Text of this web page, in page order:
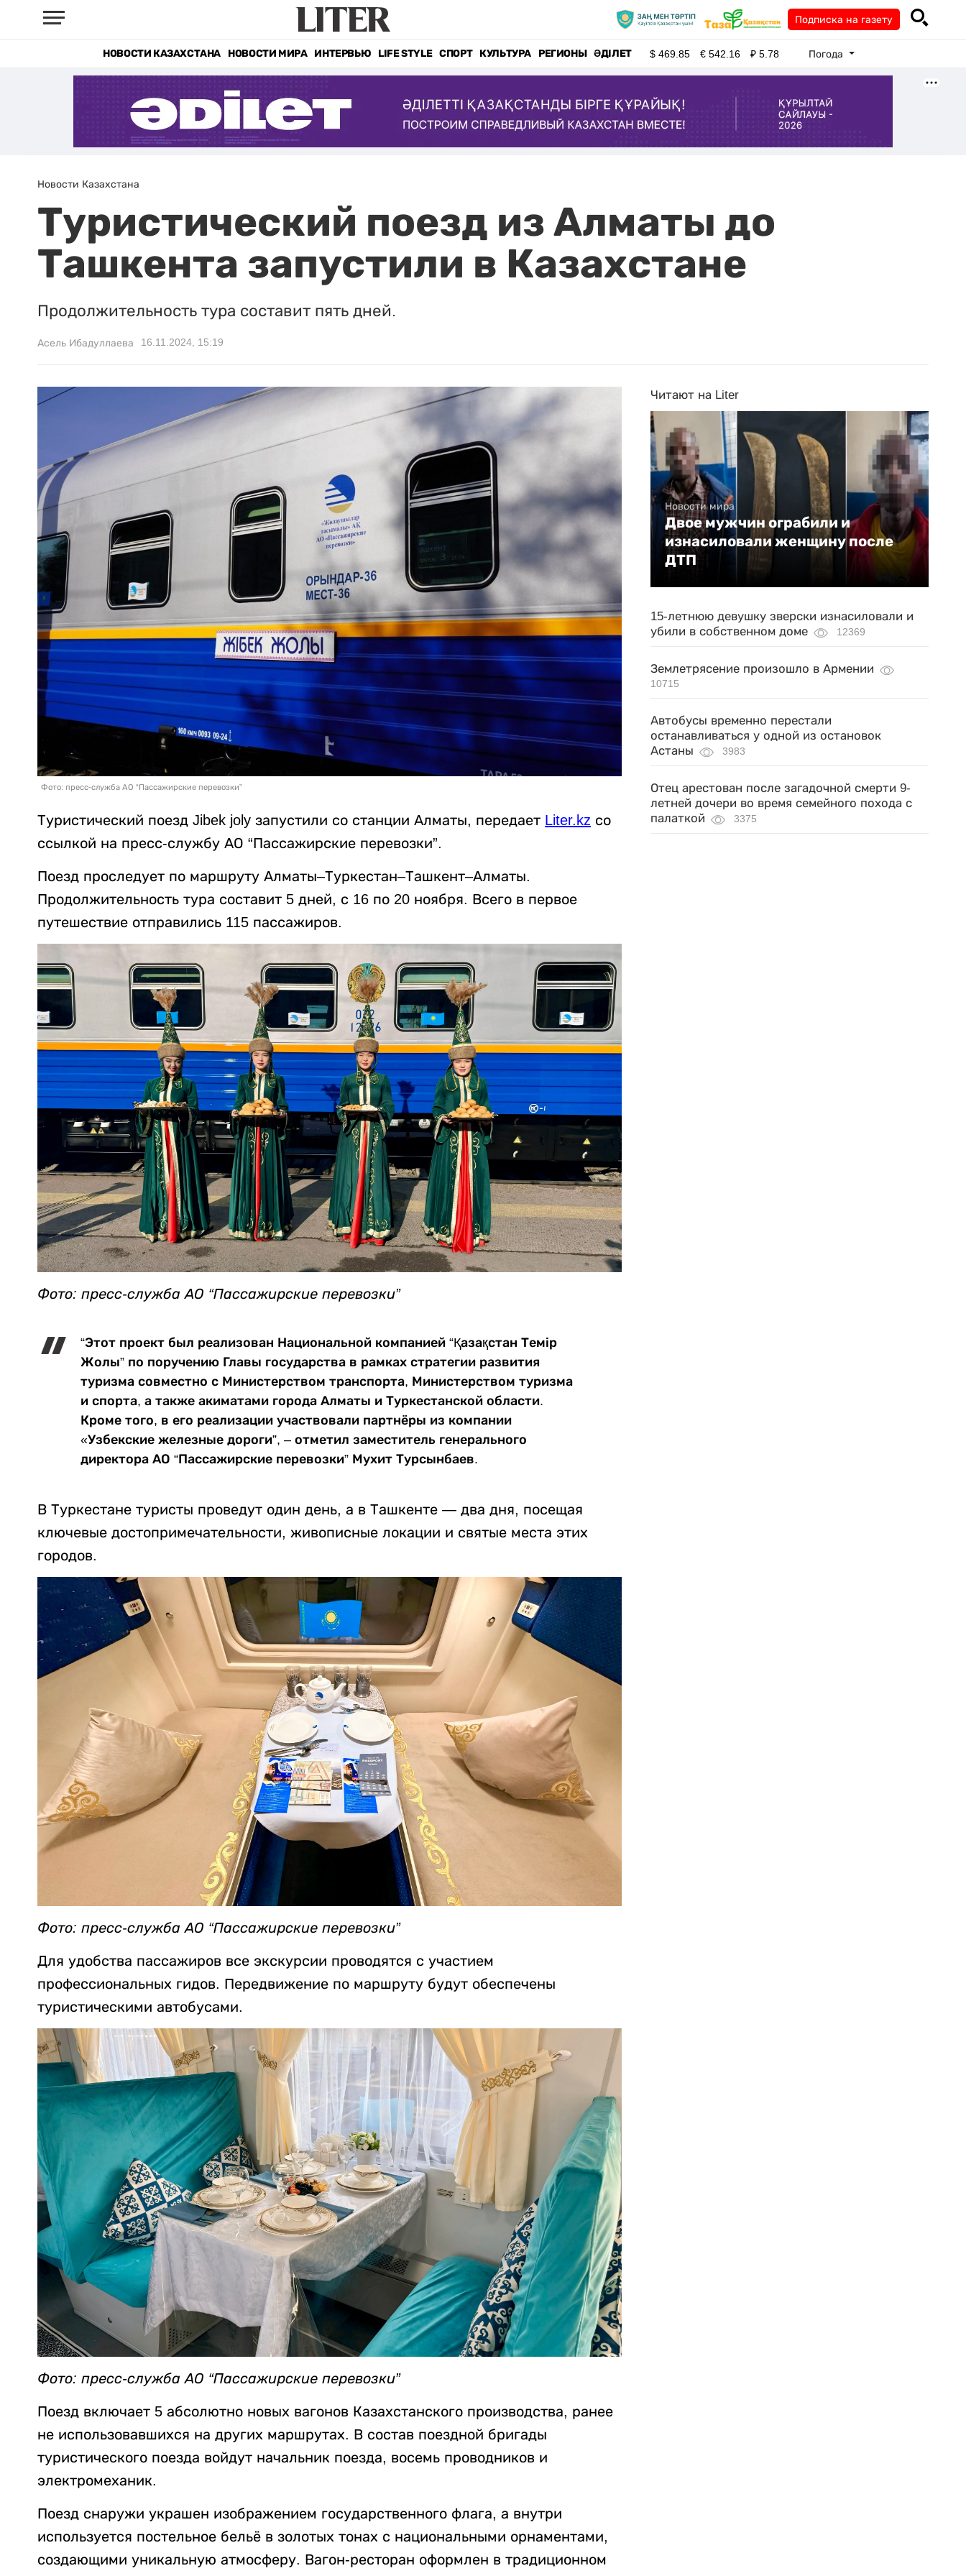
Подписка на газету
НОВОСТИ КАЗАХСТАНА НОВОСТИ МИРА ИНТЕРВЬЮ LIFE STYLE СПОРТ КУЛЬТУРА РЕГИОНЫ ӘДІЛЕТ $469.85 €542.16 ₽5.78 Погода
Новости Казахстана
Туристический поезд из Алматы до
Ташкента запустили в Казахстане
Продолжительность тура составит пять дней.
Асель Ибадуллаева 16.11.2024, 15:19
Фото: пресс-служба АО “Пассажирские перевозки”
Туристический поезд Jibek joly запустили со станции Алматы, передает Liter.kz со
ссылкой на пресс-службу АО “Пассажирские перевозки”.
Поезд проследует по маршруту Алматы–Туркестан–Ташкент–Алматы.
Продолжительность тура составит 5 дней, с 16 по 20 ноября. Всего в первое
путешествие отправились 115 пассажиров.
Фото: пресс-служба АО “Пассажирские перевозки”
“Этот проект был реализован Национальной компанией “Қазақстан Темір
Жолы” по поручению Главы государства в рамках стратегии развития
туризма совместно с Министерством транспорта, Министерством туризма
и спорта, а также акиматами города Алматы и Туркестанской области.
Кроме того, в его реализации участвовали партнёры из компании
«Узбекские железные дороги”, – отметил заместитель генерального
директора АО “Пассажирские перевозки” Мухит Турсынбаев.
В Туркестане туристы проведут один день, а в Ташкенте — два дня, посещая
ключевые достопримечательности, живописные локации и святые места этих
городов.
Фото: пресс-служба АО “Пассажирские перевозки”
Для удобства пассажиров все экскурсии проводятся с участием
профессиональных гидов. Передвижение по маршруту будут обеспечены
туристическими автобусами.
Фото: пресс-служба АО “Пассажирские перевозки”
Поезд включает 5 абсолютно новых вагонов Казахстанского производства, ранее
не использовавшихся на других маршрутах. В состав поездной бригады
туристического поезда войдут начальник поезда, восемь проводников и
электромеханик.
Поезд снаружи украшен изображением государственного флага, а внутри
используется постельное бельё в золотых тонах с национальными орнаментами,
создающими уникальную атмосферу. Вагон-ресторан оформлен в традиционном
Читают на Liter
Новости мира
Двое мужчин ограбили и
изнасиловали женщину после
ДТП
15-летнюю девушку зверски изнасиловали и
убили в собственном доме
12369
Землетрясение произошло в Армении
10715
Автобусы временно перестали
останавливаться у одной из остановок
Астаны
3983
Отец арестован после загадочной смерти 9-
летней дочери во время семейного похода с
палаткой
3375